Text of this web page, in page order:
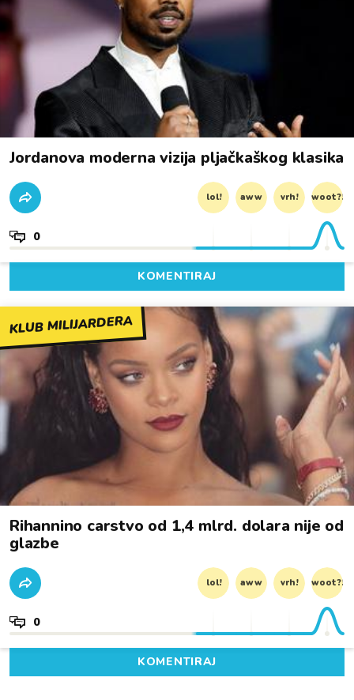
Jordanova moderna vizija pljačkaškog klasika
lol! aww vrh! woot?!
0
KOMENTIRAJ
KLUB MILIJARDERA
Rihannino carstvo od 1,4 mlrd. dolara nije od
glazbe
lol! aww vrh! woot?!
0
KOMENTIRAJ